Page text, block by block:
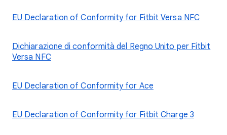
EU Declaration of Conformity for Fitbit Versa NFC
Dichiarazione di conformità del Regno Unito per Fitbit
Versa NFC
EU Declaration of Conformity for Ace
EU Declaration of Conformity for Fitbit Charge 3